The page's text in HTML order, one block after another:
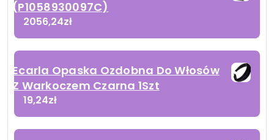
(P1058930097C)
2056,24zł
Ecarla Opaska Ozdobna Do Włosów
Z Warkoczem Czarna 1Szt
19,24zł